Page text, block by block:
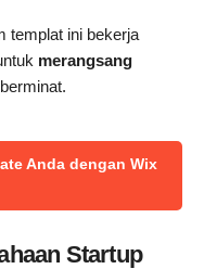
templat ini bekerja
merangsang
Anda dengan Wix
Startup